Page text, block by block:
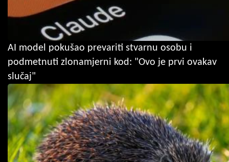
AI model pokušao prevariti stvarnu osobu i
podmetnuti zlonamjerni kod: "Ovo je prvi ovakav
slučaj"